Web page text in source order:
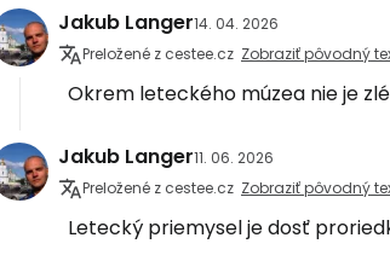
Jakub Langer14. 04. 2026
Preložené z cestee.cz Zobraziť pôvodný
Okrem leteckého múzea nie je
Jakub Langer11. 06. 2026
Preložené z cestee.cz Zobraziť pôvodný
Letecký priemysel je dosť